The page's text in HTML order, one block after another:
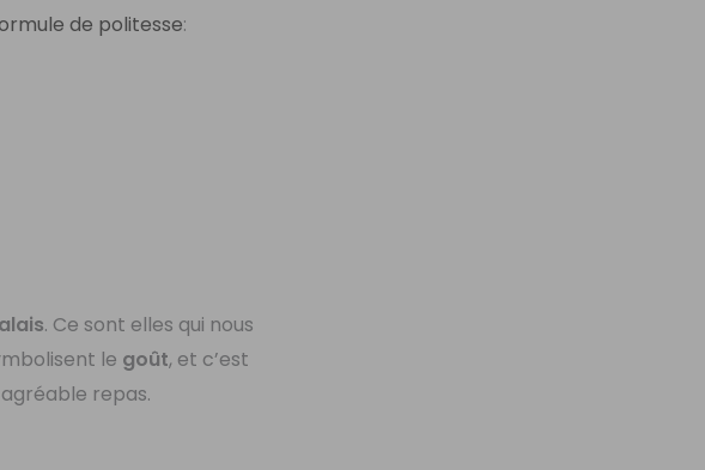
de politesse:
. Ce sont elles qui nous
le goût, et c’est
repas.